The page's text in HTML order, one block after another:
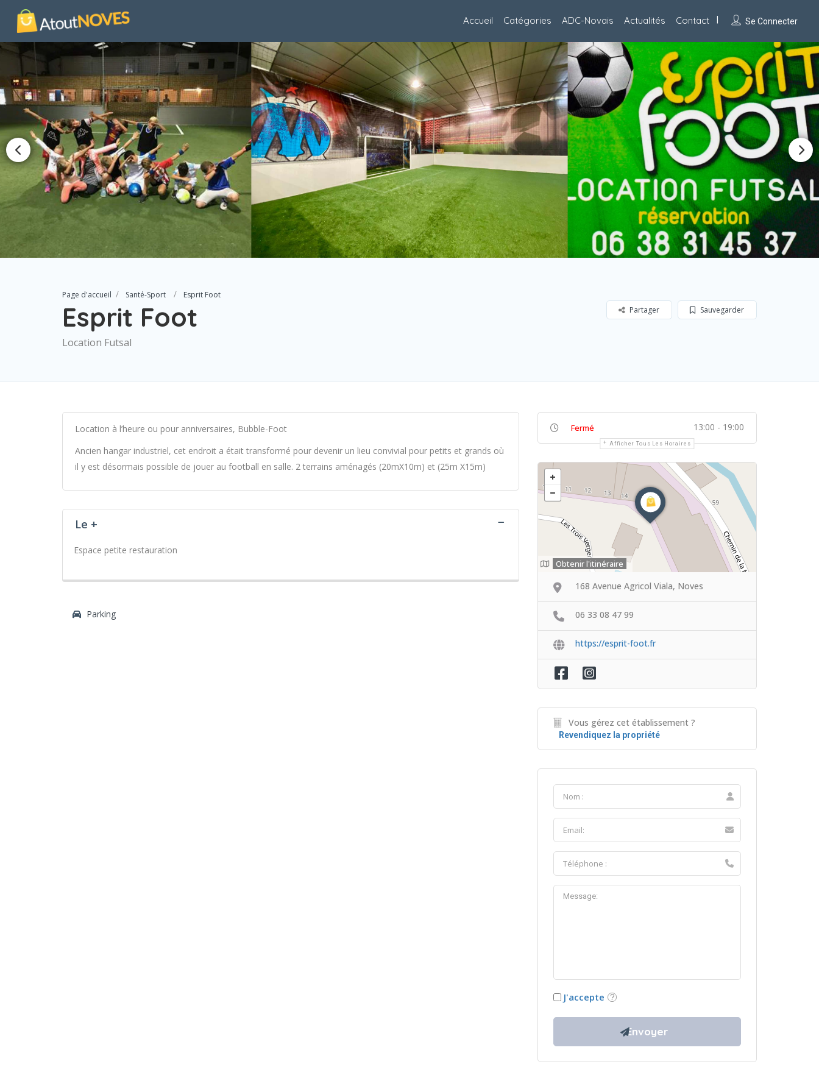
Se Connecter
Accueil Catégories ADC-Novais Actualités Contact
Page d'accueil Santé-Sport Esprit Foot
Esprit Foot
Location Futsal
Sauvegarder
Partager
Location à l’heure ou pour anniversaires, Bubble-Foot
Ancien hangar industriel, cet endroit a était transformé pour devenir un lieu convivial pour petits et grands où
il y est désormais possible de jouer au football en salle. 2 terrains aménagés (20mX10m) et (25m X15m)
Le +
Espace petite restauration
Parking
Fermé 13:00 - 19:00
Afficher Tous Les Horaires
Obtenir l'itinéraire
168 Avenue Agricol Viala, Noves
06 33 08 47 99
https://esprit-foot.fr
Vous gérez cet établissement ?
Revendiquez la propriété
J'accepte